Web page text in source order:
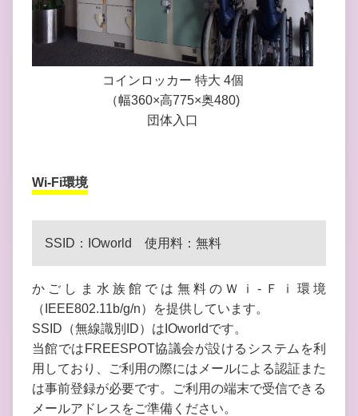
コインロッカー 特大 4個
（幅360×高775×奥480)
団体入口
Wi-Fi環境
SSID：IOworld 使用料：無料
かごしま水族館では無料のＷｉ-Ｆｉ環境
（IEEE802.11b/g/n）を提供しています。
SSID（無線識別ID）はIOworldです。
当館ではFREESPOT協議会が設けるシステムを利
用しており、ご利用の際にはメールによる認証また
は事前登録が必要です。ご利用の端末で受信できる
メールアドレスをご準備ください。